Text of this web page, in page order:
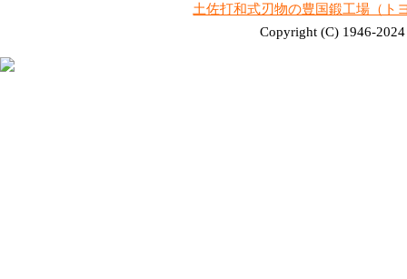
土佐打和式刃物の豊国鍛工場（ト
Copyright (C) 1946-